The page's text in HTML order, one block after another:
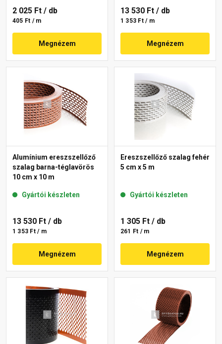
2 025 Ft / db
405 Ft / m
Megnézem
13 530 Ft / db
1 353 Ft / m
Megnézem
Alumínium ereszszellőző
szalag barna-téglavörös
10 cm x 10 m
Gyártói készleten
13 530 Ft / db
1 353 Ft / m
Megnézem
Ereszszellőző szalag fehér
5 cm x 5 m
Gyártói készleten
1 305 Ft / db
261 Ft / m
Megnézem